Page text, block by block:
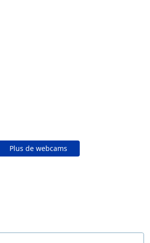
Plus de webcams